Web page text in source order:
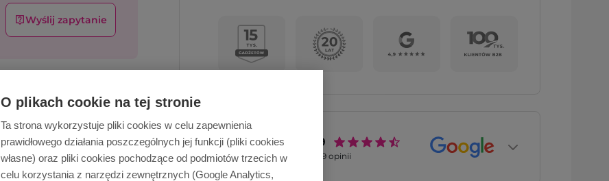
O plikach cookie na tej stronie
Ta strona wykorzystuje pliki cookies w celu zapewnienia
prawidłowego działania poszczególnych jej funkcji (pliki cookies
własne) oraz pliki cookies pochodzące od podmiotów trzecich w
celu korzystania z narzędzi zewnętrznych (Google Analytics,
Wyślij zapytanie
Opinie o nas 4.9
2769opinii